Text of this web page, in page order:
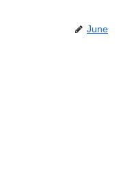
June